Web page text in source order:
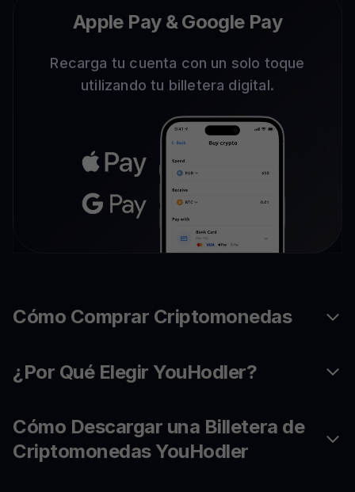
Apple Pay & Google Pay
Recarga tu cuenta con un solo toque
utilizando tu billetera digital.
Cómo Comprar Criptomonedas
¿Por Qué Elegir YouHodler?
Cómo Descargar una Billetera de
Criptomonedas YouHodler